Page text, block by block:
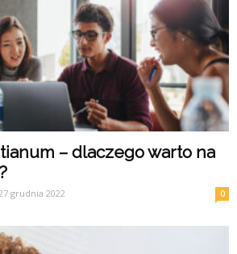
– dlaczego warto na
grudnia 2022 0